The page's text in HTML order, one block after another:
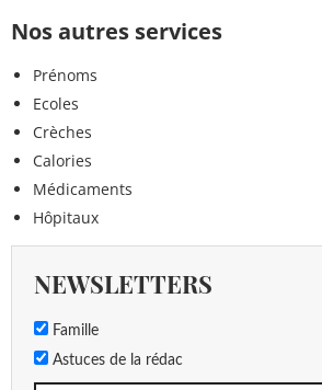
Nos autres services
Prénoms
Ecoles
Crèches
Calories
Médicaments
Hôpitaux
NEWSLETTERS
Famille
Astuces de la rédac